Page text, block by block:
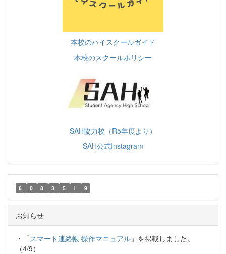
本校のハイスクールガイド
本校のスクールポリシー
SAH協力校（R5年度より）
SAH公式Instagram
6 0 8 3 5 1 9
お知らせ
・「スマート連絡帳 操作マニュアル 」を掲載しました。
（4/9）